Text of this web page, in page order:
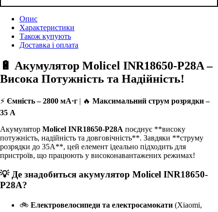
Опис
Характеристики
Також купують
Доставка і оплата
🔋 Акумулятор Molicel INR18650-P28A –
Висока Потужність та Надійність!
⚡ Ємність – 2800 мА·г | 🔥 Максимальний струм розрядки –
35 А
Акумулятор Molicel INR18650-P28A поєднує **високу
потужність, надійність та довговічність**. Завдяки **струму
розрядки до 35А**, цей елемент ідеально підходить для
пристроїв, що працюють у високонавантажених режимах!
💡 Де знадобиться акумулятор Molicel INR18650-
P28A?
🚲 Електровелосипеди та електросамокати (Xiaomi,